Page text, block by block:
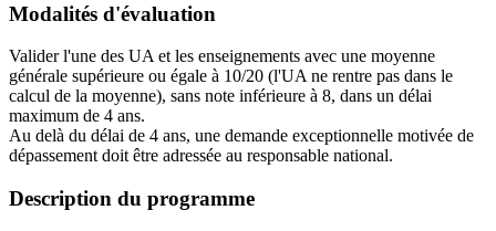
Modalités d'évaluation
Valider l'une des UA et les enseignements avec une moyenne
générale supérieure ou égale à 10/20 (l'UA ne rentre pas dans le
calcul de la moyenne), sans note inférieure à 8, dans un délai
maximum de 4 ans.
Au delà du délai de 4 ans, une demande exceptionnelle motivée de
dépassement doit être adressée au responsable national.
Description du programme